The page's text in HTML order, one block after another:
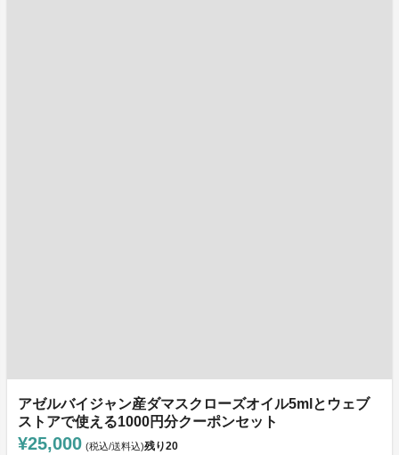
アゼルバイジャン産ダマスクローズオイル5mlとウェブ
ストアで使える1000円分クーポンセット
¥25,000 (税込/送料込)残り20